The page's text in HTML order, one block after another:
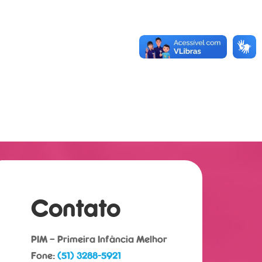
Contato
PIM – Primeira Infância Melhor
Fone: (51) 3288-5921